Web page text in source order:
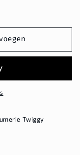
Twiggy